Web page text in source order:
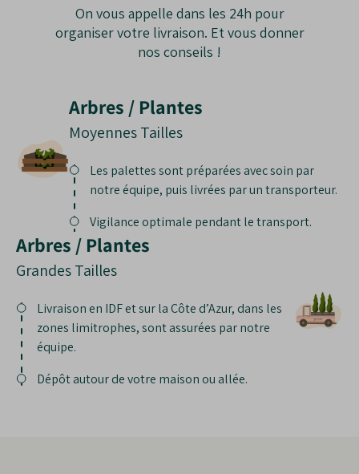
On vous appelle dans les 24h pour
organiser votre livraison. Et vous donner
nos conseils !
Arbres / Plantes
Moyennes Tailles
Les palettes sont préparées avec soin par
notre équipe, puis livrées par un transporteur.
Vigilance optimale pendant le transport.
Arbres / Plantes
Grandes Tailles
Livraison en IDF et sur la Côte d’Azur, dans les
zones limitrophes, sont assurées par notre
équipe.
Dépôt autour de votre maison ou allée.